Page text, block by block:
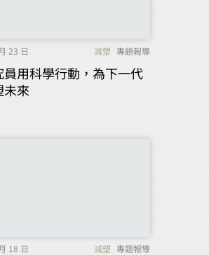
23 日 減塑 專題報導
員用科學行動，為下一代
未來
18 日 減塑 專題報導